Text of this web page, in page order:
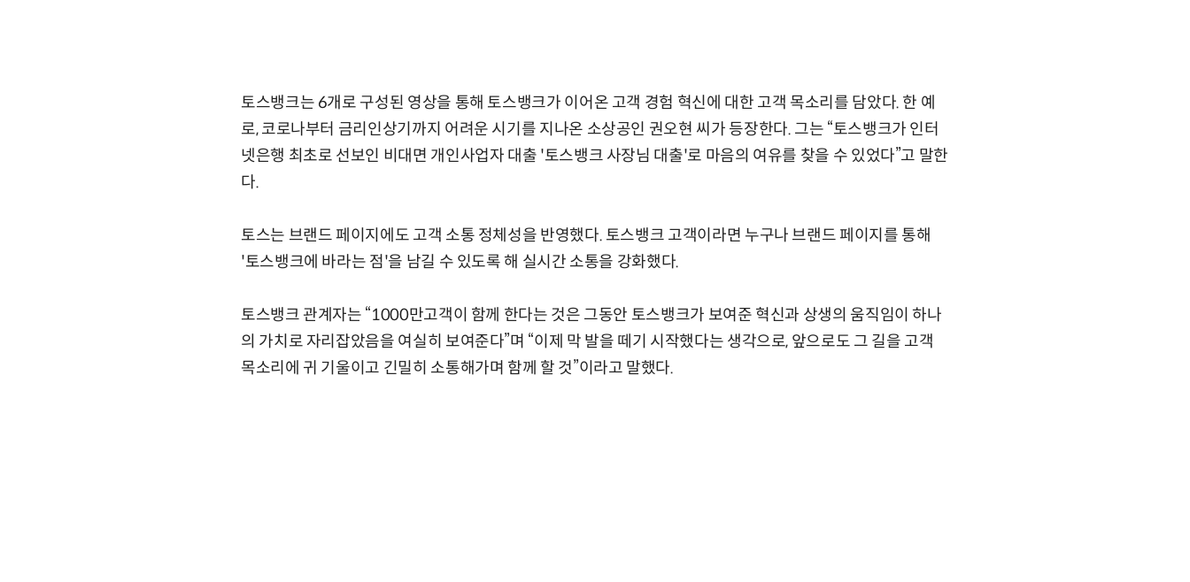
토스뱅크는 6개로 구성된 영상을 통해 토스뱅크가 이어온 고객 경험 혁신에 대한 고객 목소리를 담았다. 한 예
로, 코로나부터 금리인상기까지 어려운 시기를 지나온 소상공인 권오현 씨가 등장한다. 그는 “토스뱅크가 인터
넷은행 최초로 선보인 비대면 개인사업자 대출 '토스뱅크 사장님 대출'로 마음의 여유를 찾을 수 있었다”고 말한
다.
토스는 브랜드 페이지에도 고객 소통 정체성을 반영했다. 토스뱅크 고객이라면 누구나 브랜드 페이지를 통해
'토스뱅크에 바라는 점'을 남길 수 있도록 해 실시간 소통을 강화했다.
토스뱅크 관계자는 “1000만고객이 함께 한다는 것은 그동안 토스뱅크가 보여준 혁신과 상생의 움직임이 하나
의 가치로 자리잡았음을 여실히 보여준다”며 “이제 막 발을 떼기 시작했다는 생각으로, 앞으로도 그 길을 고객
목소리에 귀 기울이고 긴밀히 소통해가며 함께 할 것”이라고 말했다.